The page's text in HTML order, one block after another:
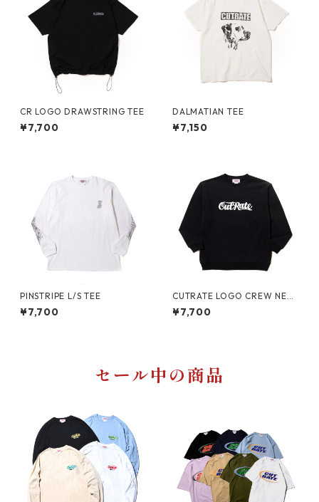
CR LOGO DRAWSTRING TEE
¥7,700
DALMATIAN TEE
¥7,150
PINSTRIPE L/S TEE
¥7,700
CUTRATE LOGO CREW NEC
K SWEAT
¥7,700
セール中の商品